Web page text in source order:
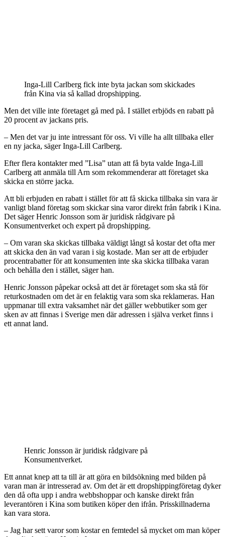
Inga-Lill Carlberg fick inte byta jackan som skickades
från Kina via så kallad dropshipping.
Men det ville inte företaget gå med på. I stället erbjöds en rabatt på
20 procent av jackans pris.
– Men det var ju inte intressant för oss. Vi ville ha allt tillbaka eller
en ny jacka, säger Inga-Lill Carlberg.
Efter flera kontakter med ”Lisa” utan att få byta valde Inga-Lill
Carlberg att anmäla till Arn som rekommenderar att företaget ska
skicka en större jacka.
Att bli erbjuden en rabatt i stället för att få skicka tillbaka sin vara är
vanligt bland företag som skickar sina varor direkt från fabrik i Kina.
Det säger Henric Jonsson som är juridisk rådgivare på
Konsumentverket och expert på dropshipping.
– Om varan ska skickas tillbaka väldigt långt så kostar det ofta mer
att skicka den än vad varan i sig kostade. Man ser att de erbjuder
procentrabatter för att konsumenten inte ska skicka tillbaka varan
och behålla den i stället, säger han.
Henric Jonsson påpekar också att det är företaget som ska stå för
returkostnaden om det är en felaktig vara som ska reklameras. Han
uppmanar till extra vaksamhet när det gäller webbutiker som ger
sken av att finnas i Sverige men där adressen i själva verket finns i
ett annat land.
Henric Jonsson är juridisk rådgivare på
Konsumentverket.
Ett annat knep att ta till är att göra en bildsökning med bilden på
varan man är intresserad av. Om det är ett dropshippingföretag dyker
den då ofta upp i andra webbshoppar och kanske direkt från
leverantören i Kina som butiken köper den ifrån. Prisskillnaderna
kan vara stora.
– Jag har sett varor som kostar en femtedel så mycket om man köper